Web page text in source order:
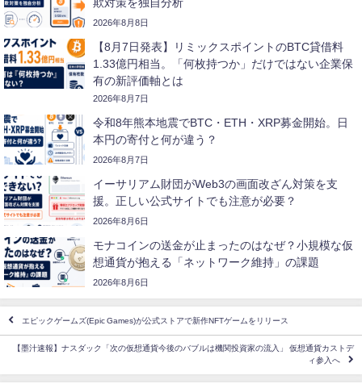
欺対策を独自分析
2026年8月8日
【8月7日発表】リミックスポイントのBTC貸借料
1.33億円相当。「何枚持つか」だけではない企業保
有の新評価軸とは
2026年8月7日
令和8年熊本地震でBTC・ETH・XRP募金開始。日
本円の寄付と何が違う？
2026年8月7日
イーサリアム財団がWeb3の画面改ざん対策を支
援。正しい公式サイトでも注意が必要？
2026年8月6日
モナコインの送金が止まったのはなぜ？小規模な仮
想通貨が抱える「ネットワーク維持」の課題
2026年8月6日
エピックゲームズ(Epic Games)が公式ストアで新作NFTゲームをリリース
【墨汁速報】ナスダック「次の仮想通貨今後のバブルは機関投資家の流入」 仮想通貨カストデ
ィ参入へ